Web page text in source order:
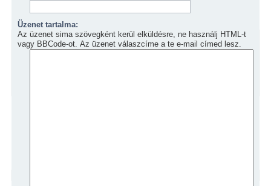
Üzenet tartalma:
Az üzenet sima szövegként kerül elküldésre, ne használj HTML-t
vagy BBCode-ot. Az üzenet válaszcíme a te e-mail címed lesz.